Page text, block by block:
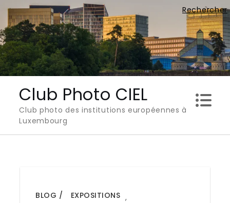
Rechercher
Skip
content
Club Photo CIEL
Club photo des institutions européennes à
Luxembourg
BLOG ,
EXPOSITIONS